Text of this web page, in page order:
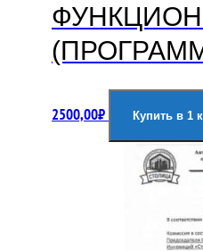
2500,00₽ Купить в 1